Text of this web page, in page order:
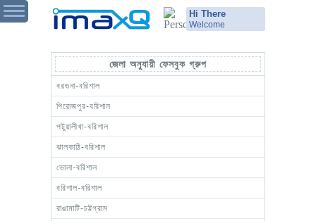
Hi There
Welcome
জেলা অনুযায়ী ফেসবুক গ্রুপ
বরগুনা-বরিশাল
পিরোজপুর-বরিশাল
পটুয়ালীখা-বরিশাল
ঝালকাঠি-বরিশাল
ভোলা-বরিশাল
বরিশাল-বরিশাল
রাঙামাটি-চট্টগ্রাম